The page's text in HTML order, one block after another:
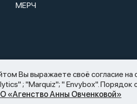
МЕРЧ
закон от 22.11.1995 N 171-ФЗ «О
(распития) алкогольной
публичной офертой.
Вы выражаете своё согласие
; "Marquiz"; " Envybox".
«Агенство Анны Овченковой»